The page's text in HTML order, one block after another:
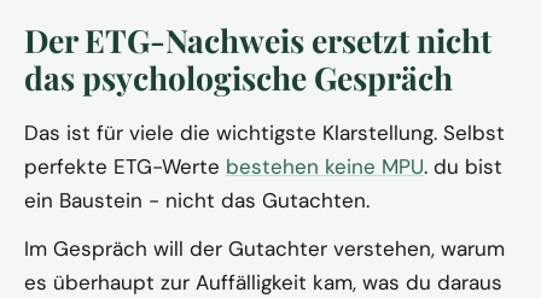
Der ETG-Nachweis ersetzt nicht
das psychologische Gespräch
Das ist für viele die wichtigste Klarstellung. Selbst
perfekte ETG-Werte bestehen keine MPU. du bist
ein Baustein - nicht das Gutachten.
Im Gespräch will der Gutachter verstehen, warum
es überhaupt zur Auffälligkeit kam, was du daraus